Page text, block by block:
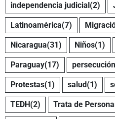
independencia judicial (2)
Latinoamérica(7)
Nicaragua(31) Niños(1)
Paraguay(17) persecución
Protestas(1) salud (1)
TEDH (2) Trata de